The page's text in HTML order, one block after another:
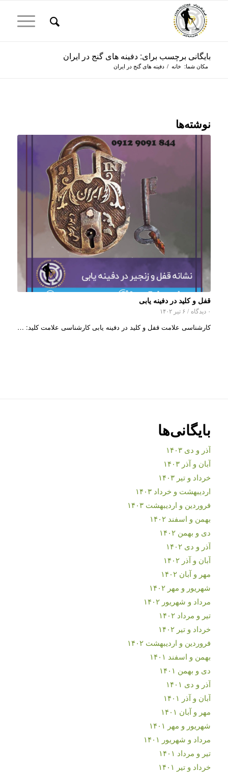
بایگانی برچسب برای: دفینه های گنج در ایران
مکان شما: خانه / دفینه های گنج در ایران
نوشته‌ها
قفل و کلید در دفینه یابی
۰ دیدگاه / ۶ تیر ۱۴۰۲
کارشناسی علامت قفل و کلید در دفینه یابی کارشناسی علامت کلید: …
بایگانی‌ها
آذر و دی ۱۴۰۳
آبان و آذر ۱۴۰۳
خرداد و تیر ۱۴۰۳
اردیبهشت و خرداد ۱۴۰۳
فروردین و اردیبهشت ۱۴۰۳
بهمن و اسفند ۱۴۰۲
دی و بهمن ۱۴۰۲
آذر و دی ۱۴۰۲
آبان و آذر ۱۴۰۲
مهر و آبان ۱۴۰۲
شهریور و مهر ۱۴۰۲
مرداد و شهریور ۱۴۰۲
تیر و مرداد ۱۴۰۲
خرداد و تیر ۱۴۰۲
فروردین و اردیبهشت ۱۴۰۲
بهمن و اسفند ۱۴۰۱
دی و بهمن ۱۴۰۱
آذر و دی ۱۴۰۱
آبان و آذر ۱۴۰۱
مهر و آبان ۱۴۰۱
شهریور و مهر ۱۴۰۱
مرداد و شهریور ۱۴۰۱
تیر و مرداد ۱۴۰۱
خرداد و تیر ۱۴۰۱